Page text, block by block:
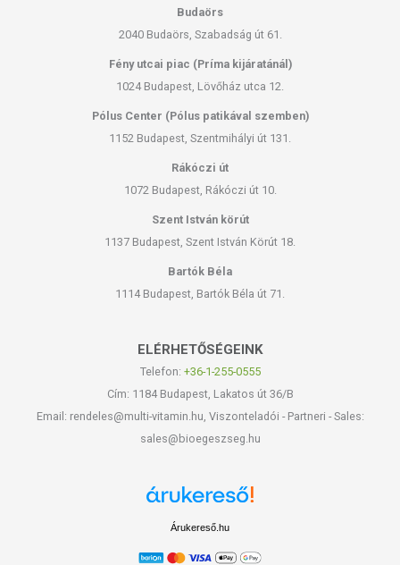
Budaörs
2040 Budaörs, Szabadság út 61.
Fény utcai piac (Príma kijáratánál)
1024 Budapest, Lövőház utca 12.
Pólus Center (Pólus patikával szemben)
1152 Budapest, Szentmihályi út 131.
Rákóczi út
1072 Budapest, Rákóczi út 10.
Szent István körút
1137 Budapest, Szent István Körút 18.
Bartók Béla
1114 Budapest, Bartók Béla út 71.
ELÉRHETŐSÉGEINK
Telefon: +36-1-255-0555
Cím: 1184 Budapest, Lakatos út 36/B
Email: rendeles@multi-vitamin.hu, Viszonteladói - Partneri - Sales:
sales@bioegeszseg.hu
Árukereső.hu